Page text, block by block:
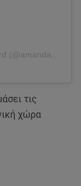
τις
χώρα